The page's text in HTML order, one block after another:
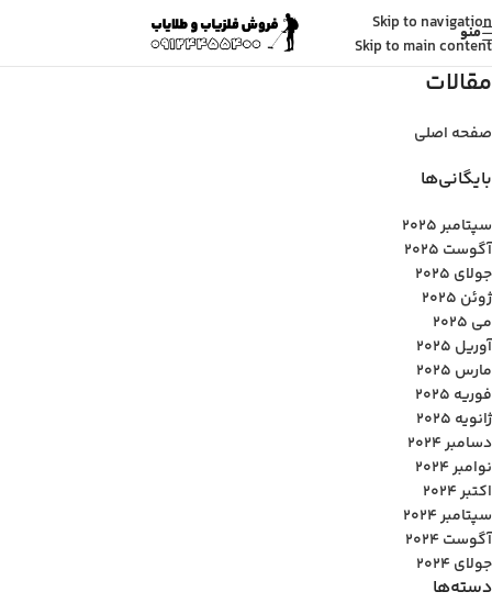
Skip to navigation
Skip to main content
منو
مقالات
صفحه اصلی
بایگانی‌ها
سپتامبر 2025
آگوست 2025
جولای 2025
ژوئن 2025
می 2025
آوریل 2025
مارس 2025
فوریه 2025
ژانویه 2025
دسامبر 2024
نوامبر 2024
اکتبر 2024
سپتامبر 2024
آگوست 2024
جولای 2024
دسته‌ها